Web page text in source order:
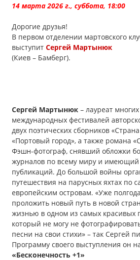
14 марта 2026 г., суббота, 18:00
Дорогие друзья!
В первом отделении мартовского
выступит Сергей Мартынюк
(Киев – Бамберг).
Сергей Мартынюк – лауреат
международных фестивалей
двух поэтических сборников
«Портовый город», а также романа
Фэшн-фотограф, снявший обложки
журналов по всему миру и имеющий
публикаций. До большой войны
путешествия на парусных яхтах по
европейским островам. «Уже
проложить новый путь в новой
жизнью в одном из самых красивых
который не могу не
песни на свои стихи» – так Сергей
Программу своего выступления он
«Бесконечность +1»